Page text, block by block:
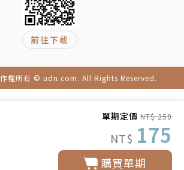
單期定價 NT$ 250
NT$ 175
購買單期
前往下載
作權所有 © udn.com. All Rights Reserved.